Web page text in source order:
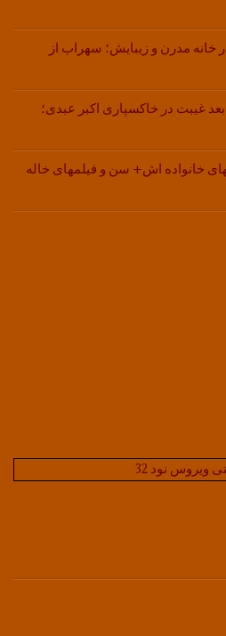
مدرن و زیبایش؛ سهراب از
غیبت در خاکسپاری اکبر عبدی؛
خانواده اش+ سن و فیلمهای خاله
ویروس نود 32